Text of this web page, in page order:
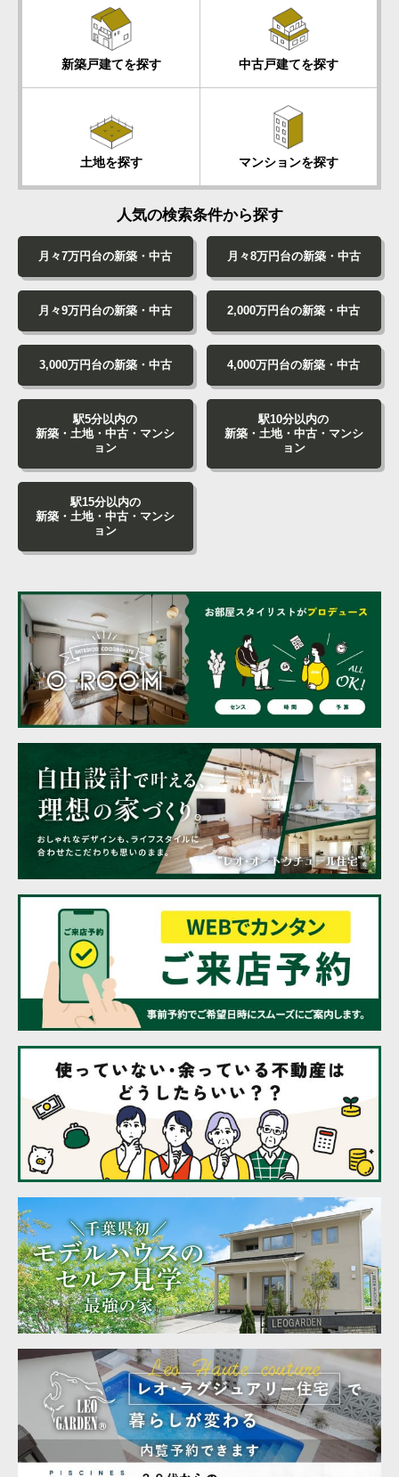
新築戸建てを探す 中古戸建てを探す
土地を探す マンションを探す
人気の検索条件から探す
月々7万円台の新築・中古 月々8万円台の新築・中古
月々9万円台の新築・中古 2,000万円台の新築・中古
3,000万円台の新築・中古 4,000万円台の新築・中古
駅5分以内の
新築・土地・中古・マンシ
ョン
駅10分以内の
新築・土地・中古・マンシ
ョン
駅15分以内の
新築・土地・中古・マンシ
ョン